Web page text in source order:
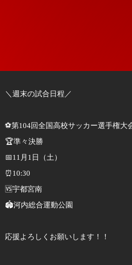
＼週末の試合日程／
⚽第104回全国高校サッカー選手権大
🏆準々決勝
📅11月1日（土）
⏰10:30
🆚宇都宮南
🏟️河内総合運動公園
応援よろしくお願いします！！